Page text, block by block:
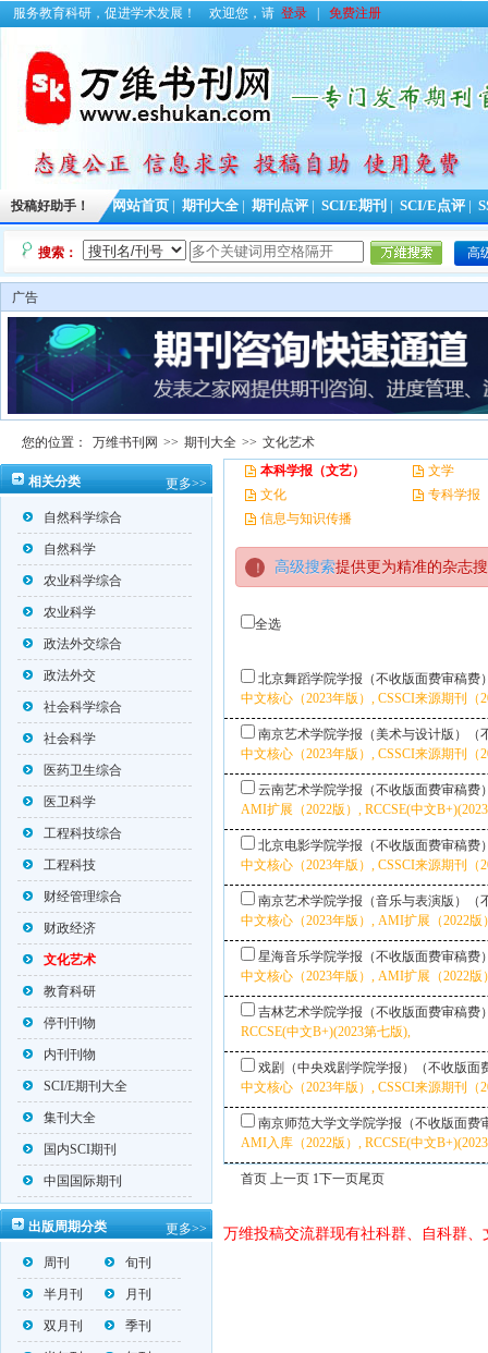
服务教育科研，促进学术发展！ 欢迎您，请 登录 免费注册
投稿好助手！ 网站首页 期刊大全 期刊点评 SCI/E期刊 SCI/E点评
搜索： 高
广告
您的位置： 万维书刊网 >> 期刊大全 >> 文化艺术
相关分类 更多>>
自然科学综合
自然科学
农业科学综合
农业科学
政法外交综合
政法外交
社会科学综合
社会科学
医药卫生综合
医卫科学
工程科技综合
工程科技
财经管理综合
财政经济
文化艺术
教育科研
停刊刊物
内刊刊物
SCI/E期刊大全
集刊大全
国内SCI期刊
中国国际期刊
出版周期分类 更多>>
周刊 旬刊
半月刊 月刊
双月刊 季刊
本科学报（文艺）
文学
文化
专科学报
信息与知识传播
高级搜索提供更为精准的杂志
全选
北京舞蹈学院学报（不收版面费审稿
中文核心（2023年版）, CSSCI来源期刊（
南京艺术学院学报（美术与设计版）
中文核心（2023年版）, CSSCI来源期刊（
云南艺术学院学报（不收版面费审稿
AMI扩展（2022版）, RCCSE(中文
北京电影学院学报（不收版面费审稿
中文核心（2023年版）, CSSCI来源期刊（
南京艺术学院学报（音乐与表演版）
中文核心（2023年版）, AMI扩展（2022版
星海音乐学院学报（不收版面费审稿
中文核心（2023年版）, AMI扩展（2022版
吉林艺术学院学报（不收版面费审稿
RCCSE(中文B+)(2023第七版),
戏剧（中央戏剧学院学报）（不收版
中文核心（2023年版）, CSSCI来源期刊（
南京师范大学文学院学报（不收版面
AMI入库（2022版）, RCCSE(中文
首页 上一页 1下一页尾页
万维投稿交流群现有社科群、自科群